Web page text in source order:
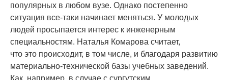
популярных в любом вузе. Однако постепенно
ситуация все-таки начинает меняться. У молодых
людей просыпается интерес к инженерным
специальностям. Наталья Комарова считает,
что это происходит, в том числе, и благодаря развитию
материально-технической базы учебных заведений.
Как, например, в случае с сургутским